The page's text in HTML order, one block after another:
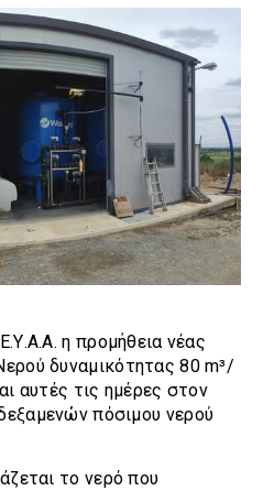
η προμήθεια νέας
δυναμικότητας 80 m³/
αυτές τις ημέρες στον
πόσιμου νερού
το νερό που